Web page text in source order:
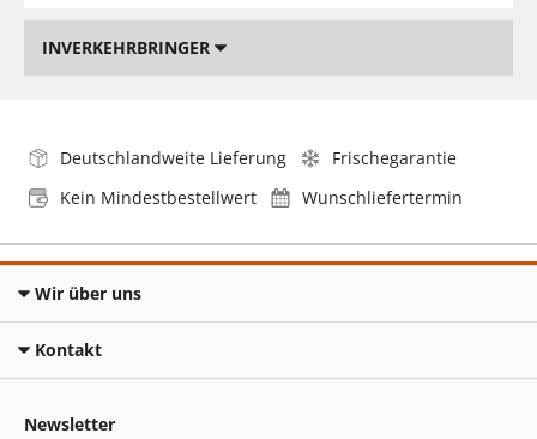
INVERKEHRBRINGER
Deutschlandweite Lieferung
Frischegarantie
Kein Mindestbestellwert
Wunschliefertermin
Wir über uns
Kontakt
Newsletter